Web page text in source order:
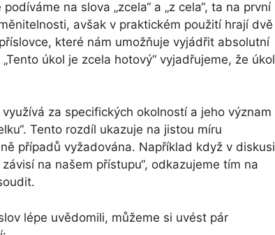
na slova „zcela“ a „z cela“, ta na první
avšak v praktickém použití hrají dvě
které nám umožňuje vyjádřit absolutní
úkol je zcela hotový“ vyjadřujeme, že úkol
za specifických okolností a jeho význam
Tento rozdíl ukazuje na jistou míru
případů vyžadována. Například když v diskusi
na našem přístupu“, odkazujeme tím na
lépe uvědomili, můžeme si uvést pár